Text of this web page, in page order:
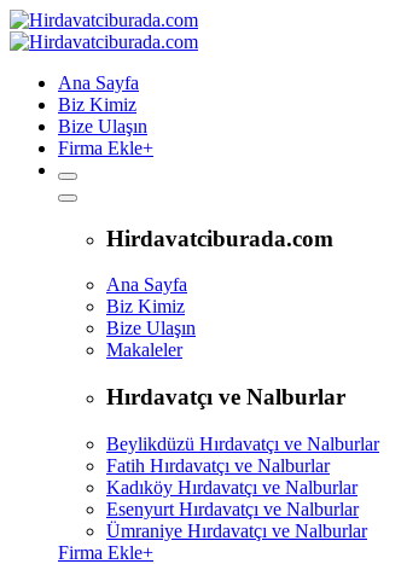
Ana Sayfa
Biz Kimiz
Bize Ulaşın
Firma Ekle+
Hirdavatciburada.com
Ana Sayfa
Biz Kimiz
Bize Ulaşın
Makaleler
Hırdavatçı ve Nalburlar
Beylikdüzü Hırdavatçı ve Nalburlar
Fatih Hırdavatçı ve Nalburlar
Kadıköy Hırdavatçı ve Nalburlar
Esenyurt Hırdavatçı ve Nalburlar
Ümraniye Hırdavatçı ve Nalburlar
Firma Ekle+